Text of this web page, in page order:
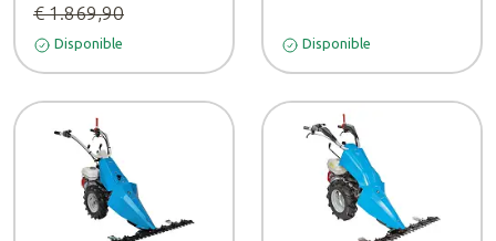
€ 1.869,90
Disponible Disponible